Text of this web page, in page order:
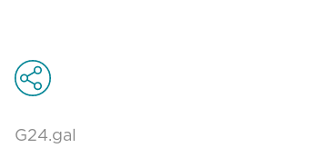
G24.gal